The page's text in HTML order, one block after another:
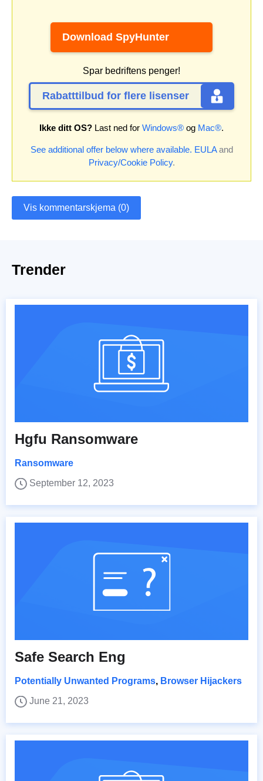
Download SpyHunter
Spar bedriftens penger!
Rabatttilbud for flere lisenser
Ikke ditt OS? Last ned for Windows® og Mac®.
See additional offer below where available. EULAand
Privacy/Cookie Policy.
Vis kommentarskjema (0)
Trender
Hgfu Ransomware
Ransomware
September 12, 2023
Safe Search Eng
Potentially Unwanted Programs, Browser Hijackers
June 21, 2023